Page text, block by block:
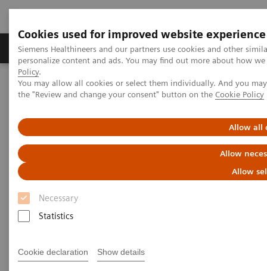
Cookies used for improved website experience
Siemens Healthineers and our partners use cookies and other
personalize content and ads. You may find out more about how
Policy.
You may allow all cookies or select them individually. And you
the "Review and change your consent" button on the Cookie Policy
Allow all
Allow
Allow
Necessary
Statistics
Cookie declaration Show details
Produits & services Domaines cliniques
Home Imagerie médicale
Mammographie
Clinical Corner
breasts
The patient in the center:
The way forward for women
with dense breasts